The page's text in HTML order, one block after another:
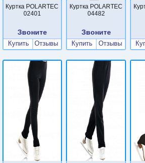
Куртка POLARTEC
02401
Звоните
Купить Отзывы
Куртка POLARTEC
04482
Звоните
Купить Отзывы